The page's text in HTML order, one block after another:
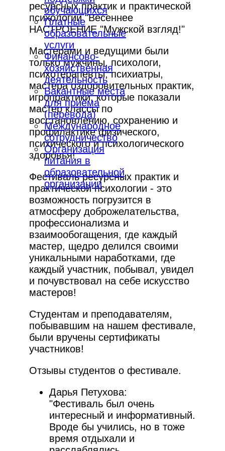
обучающихся
Платные
образовательные
услуги
Финансово-
хозяйственная
деятельность
Вакантные места
для приёма
(перевода)
Международное
сотрудничество
Организация
питания в
образовательной
организации
ресурсных практик и практической
психологии "Весеннее
НАСТРОЕНИЕ "Мужской взгляд!"
Мастерами и ведущими были
только мужчины, психологи,
психотерапевты, психиатры,
мастера оздоровительных практик,
игропрактики, которые показали
мастер классы по
восстановлению, сохранению и
профилактике физического,
психического и психологического
здоровья!
Фестиваль ресурсных практик и
практической психологии - это
возможность погрузится в
атмосферу доброжелательства,
профессионализма и
взаимообогащения, где каждый
мастер, щедро делился своими
уникальными наработками, где
каждый участник, побывал, увидел
и почувствовал на себе искусство
мастеров!
Студентам и преподавателям,
побывавшим на нашем фестивале,
были вручены сертификаты
участников!
Отзывы студентов о фестивале.
Дарья Петухова:
"Фестиваль был очень
интересный и информативный.
Вроде бы учились, но в тоже
время отдыхали и